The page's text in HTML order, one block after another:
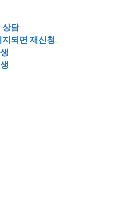
상담
되면 재신청